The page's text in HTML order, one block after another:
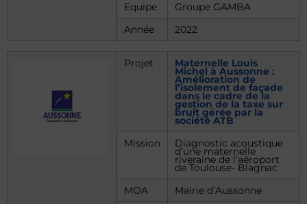
Equipe
Groupe GAMBA
Année
2022
Projet Maternelle Louis
Michel à Aussonne :
Amélioration de
l’isolement de façade
dans le cadre de la
gestion de la taxe sur
bruit gérée par la
société ATB
Mission
Diagnostic acoustique
d’une maternelle
riveraine de l’aéroport
de Toulouse- Blagnac
MOA
Mairie d’Aussonne